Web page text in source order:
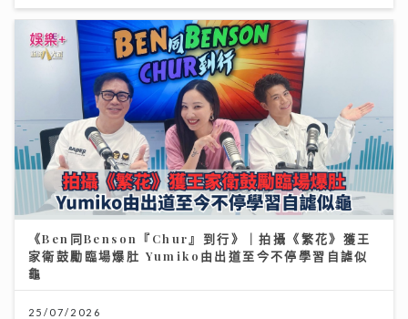
《Ben同Benson『Chur』到行》｜拍攝《繁花》獲王
家衛鼓勵臨場爆肚 Yumiko由出道至今不停學習自謔似
龜
25/07/2026